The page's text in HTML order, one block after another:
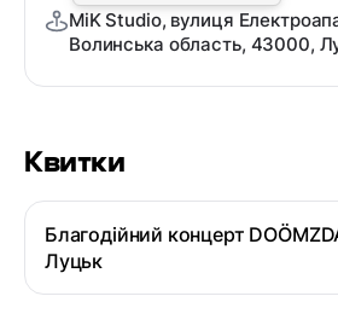
Квитки
Благодійний концерт
Луцьк
MiK Studio, вулиця
Волинська область, 43000,